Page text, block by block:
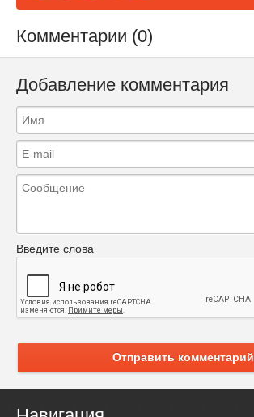
Комментарии (0)
Добавление комментария
Введите слова
Отправить комментарий